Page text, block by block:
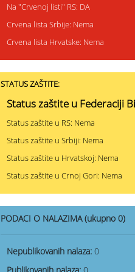
Na "Crvenoj listi" RS: DA
Crvena lista Srbije: Nema
Crvena lista Hrvatske: Nema
STATUS ZAŠTITE:
Status zaštite u Federaciji
Status zaštite u RS: Nema
Status zaštite u Srbiji: Nema
Status zaštite u Hrvatskoj: Nema
Status zaštite u Crnoj Gori: Nema
PODACI O NALAZIMA (ukupno 0)
Nepublikovanih nalaza: 0